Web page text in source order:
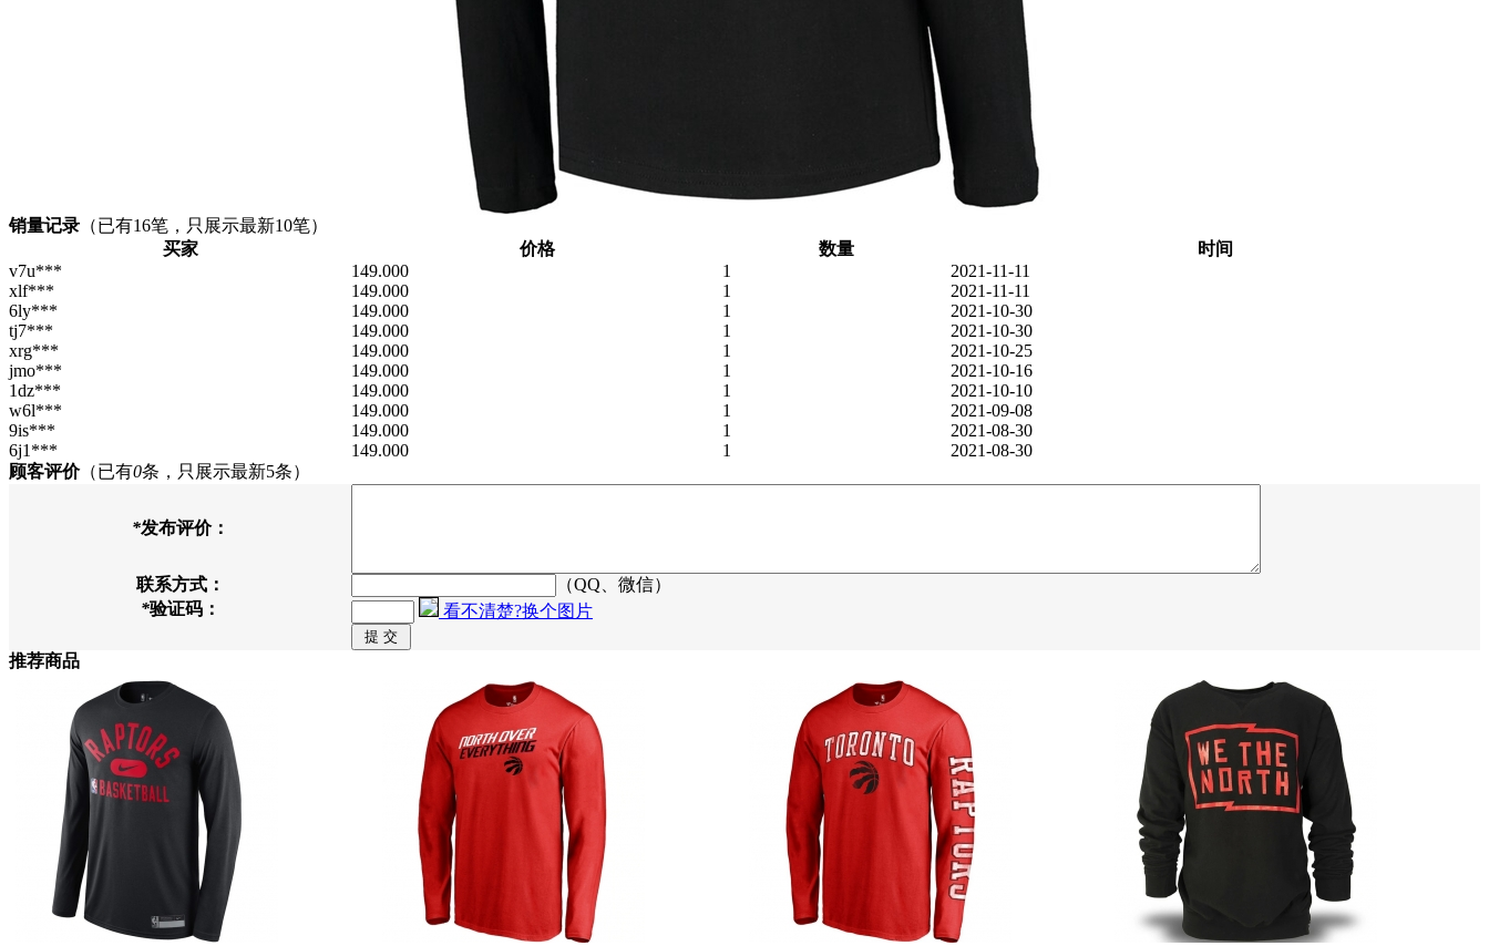
销量记录 （已有16笔，只展示最新10笔）
买家
价格 数量
时间
v7u***
149.000 1
2021-11-11
xlf***
149.000 1
2021-11-11
6ly***
149.000 1
2021-10-30
tj7***
149.000 1
2021-10-30
xrg***
149.000 1
2021-10-25
jmo***
149.000 1
2021-10-16
1dz***
149.000 1
2021-10-10
w6l***
149.000 1
2021-09-08
9is***
149.000 1
2021-08-30
6j1***
149.000 1
2021-08-30
顾客评价（已有0条，只展示最新5条）
*发布评价：
联系方式：
（QQ、微信）
*验证码： 看不清楚?换个图片
推荐商品